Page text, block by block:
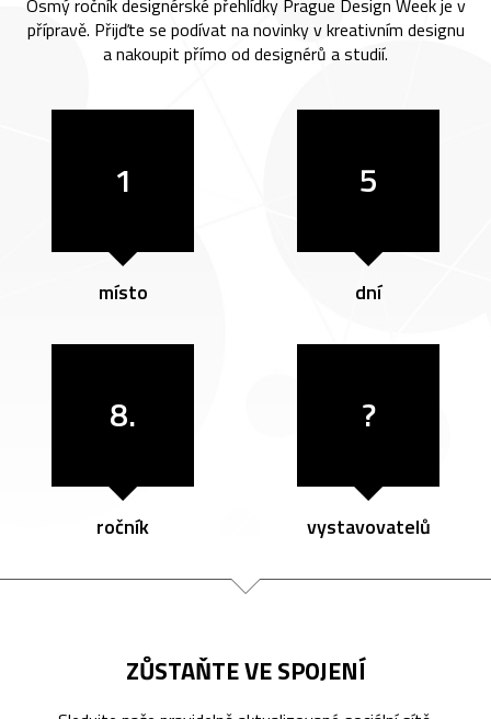
Osmý ročník designérské přehlídky Prague Design Week je v
přípravě. Přijďte se podívat na novinky v kreativním designu
a nakoupit přímo od designérů a studií.
1
místo
5
dní
8.
ročník
?
vystavovatelů
ZŮSTAŇTE VE SPOJENÍ